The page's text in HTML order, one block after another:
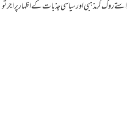
کر مذہبی اور سیاسی جذبات کے اظہار پر اجر تو